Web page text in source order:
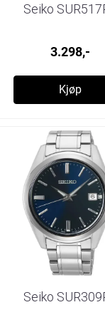
Seiko
3.298,-
Kjøp
Seiko